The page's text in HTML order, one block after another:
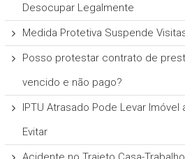
Desocupar Legalmente
Medida Protetiva Suspende
Posso protestar contrato de
vencido e não pago?
IPTU Atrasado Pode Levar
Evitar